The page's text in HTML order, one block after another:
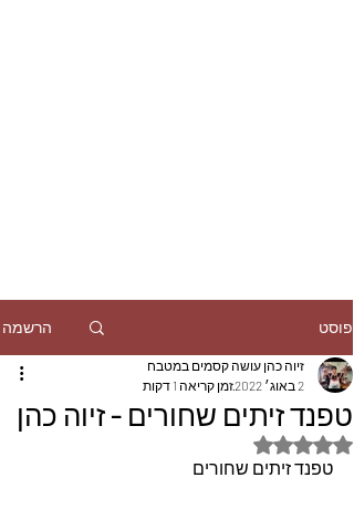
פוסט הרשמה
טפנד זיתים שחורים - זיוה כהן
זיוה כהן עושה קסמים במטבח
2 באוג׳ 2022
זמן קריאה 1 דקות
דירוג של NaN מתוך 5 כוכבים
טפנד זיתים שחורים